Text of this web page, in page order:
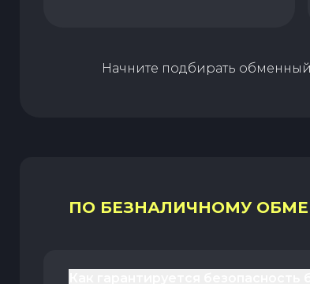
Начните подбирать
ПО БЕЗНАЛИЧНОМУ